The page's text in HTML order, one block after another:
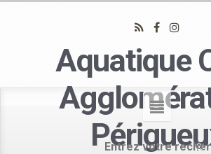
Aquatique